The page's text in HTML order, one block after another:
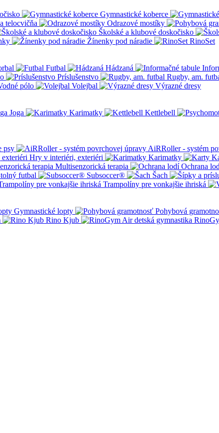
Gymnastické koberce
telocvičňa Odrazové mostíky
Školské a klubové doskočisko
Žínenky pod náradie
RinoSet
Futbal Hádzaná
Príslušenstvo Rugby, am.
pólo Volejbal
Výrazné dresy
Joga Karimatky Kettlebell
psy AiRRoller - systém
Hry v interiéri, exteriéri Karimatky
Multisenzorická terapia Ochrana
futbal Subsoccer® Šach
Trampolíny pre vonkajšie ihriská
Gymnastické lopty Pohybová
Rino Kjub